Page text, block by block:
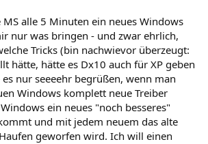
alle 5 Minuten ein neues Windows
nur was bringen - und zwar ehrlich,
Tricks (bin nachwievor überzeugt:
hätte, hätte es Dx10 auch für XP geben
nur seeeehr begrüßen, wenn man
Windows komplett neue Treiber
ein neues "noch besseres"
und mit jedem neuem das alte
geworfen wird. Ich will einen